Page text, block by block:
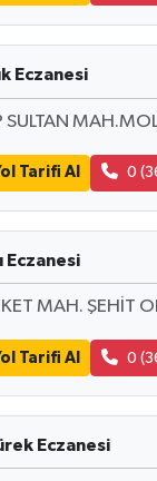
Eczanesi
SULTAN
Tarifi Al 0
Eczanesi
MAH. ŞEHİT
Tarifi Al 0
Eczanesi